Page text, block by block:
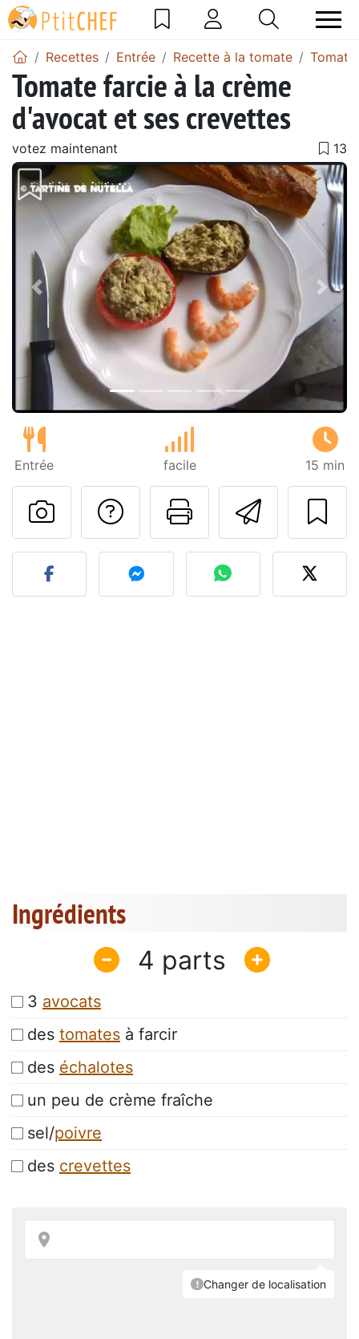
Recettes Entrée Recette à la tomate
Tomate farcie à la crème
d'avocat et ses crevettes
votez maintenant
Précédent
Entrée facile 15 min
Imprimer
Poser une
Publier votre photo de
Ingrédients
4
3 avocats
des tomates à farcir
des échalotes
un peu de crème fraîche
sel/poivre
des crevettes